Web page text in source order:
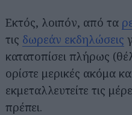
Εκτός, λοιπόν, από τα
τις δωρεάν εκδηλώσεις
κατατοπίσει πλήρως
ορίστε μερικές ακόμα
εκμεταλλευτείτε τις
πρέπει.